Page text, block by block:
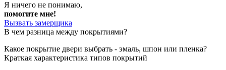
Я ничего не понимаю,
помогите мне!
Вызвать замерщика
В чем разница между покрытиями?
Какое покрытие двери выбрать - эмаль, шпон или пленка?
Краткая характеристика типов покрытий